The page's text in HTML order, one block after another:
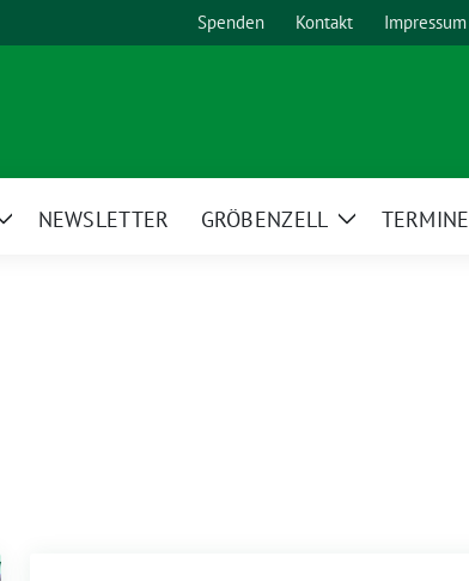
Spenden Kontakt Impressum
ZeigeNEWSLETTER GRÖBENZELL
ZeigeTERMINE